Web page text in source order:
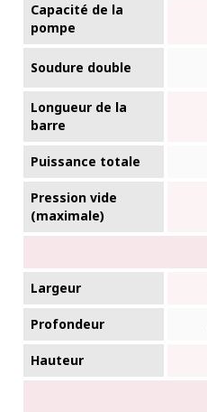
Capacité de la
pompe
Soudure double
Longueur de la
barre
Puissance totale
Pression vide
(maximale)
Largeur
Profondeur
Hauteur